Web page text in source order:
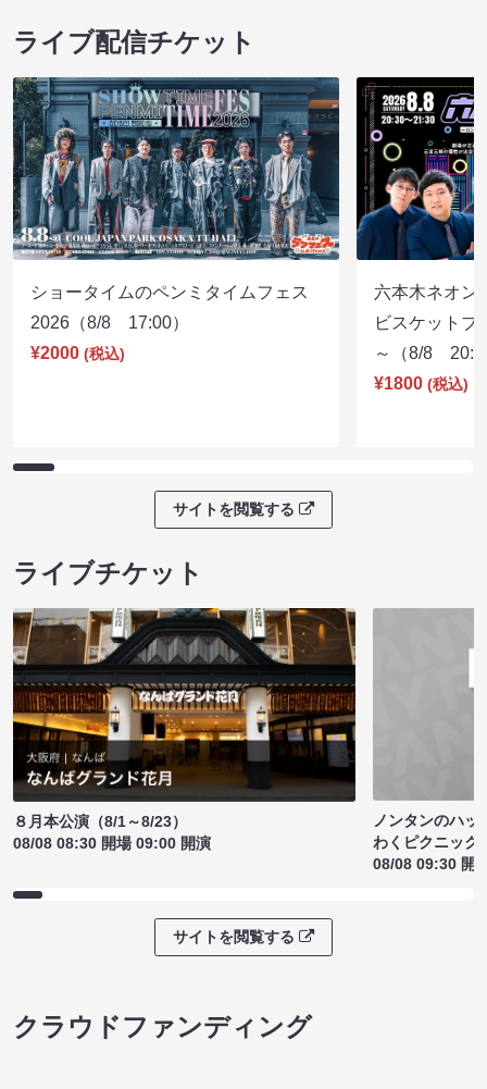
ライブ配信チケット
ショータイムのペンミタイムフェス
2026（8/8 17:00）
¥2000 (税込)
六本木ネオン
ビスケットブ
～（8/8
¥1800 (税込)
サイトを閲覧する
ライブチケット
８月本公演（8/1～8/23）
08/08 08:30 開場 09:00 開演
ノンタンのハッ
わくピクニック
08/08 09:30 開
サイトを閲覧する
クラウドファンディング